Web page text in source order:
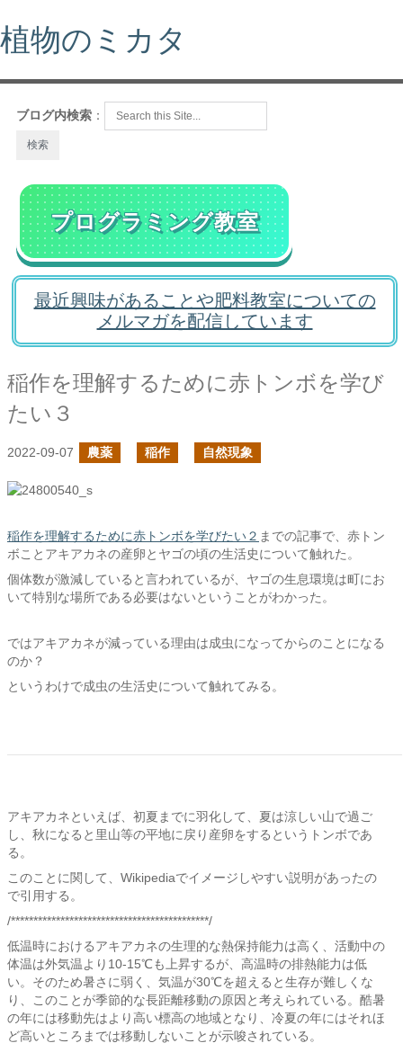
植物のミカタ
ブログ内検索 ：
プログラミング教室
最近興味があることや肥料教室についての
メルマガを配信しています
稲作を理解するために赤トンボを学び
たい３
2022-09-07 農薬 稲作 自然現象
稲作を理解するために赤トンボを学びたい２ までの記事で、赤トン
ボことアキアカネの産卵とヤゴの頃の生活史について触れた。
個体数が激減していると言われているが、ヤゴの生息環境は町にお
いて特別な場所である必要はないということがわかった。
ではアキアカネが減っている理由は成虫になってからのことになる
のか？
というわけで成虫の生活史について触れてみる。
アキアカネといえば、初夏までに羽化して、夏は涼しい山で過ご
し、秋になると里山等の平地に戻り産卵をするというトンボであ
る。
このことに関して、Wikipediaでイメージしやすい説明があったの
で引用する。
/********************************************/
低温時におけるアキアカネの生理的な熱保持能力は高く、活動中の
体温は外気温より10-15℃も上昇するが、高温時の排熱能力は低
い。そのため暑さに弱く、気温が30℃を超えると生存が難しくな
り、このことが季節的な長距離移動の原因と考えられている。酷暑
の年には移動先はより高い標高の地域となり、冷夏の年にはそれほ
ど高いところまでは移動しないことが示唆されている。